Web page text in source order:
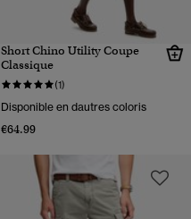
Short Chino Utility Coupe
Classique
(1)
Disponible en dautres coloris
€64.99